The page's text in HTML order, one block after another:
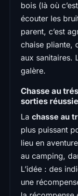
bois (là où
écouter les
parent, c’est
chaise pliante,
aux sanitaires.
galère.
Chasse au
sorties
La chasse au
plus puissant
lieu en
au camping,
L’idée : des
une